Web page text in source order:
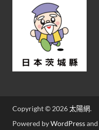
Copyright © 2026太陽網.
Powered byWordPressand